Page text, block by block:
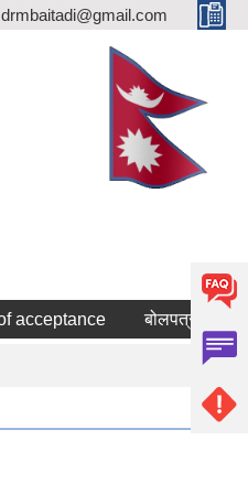
drmbaitadi@gmail.com
बोलपत्र स्वीकृत